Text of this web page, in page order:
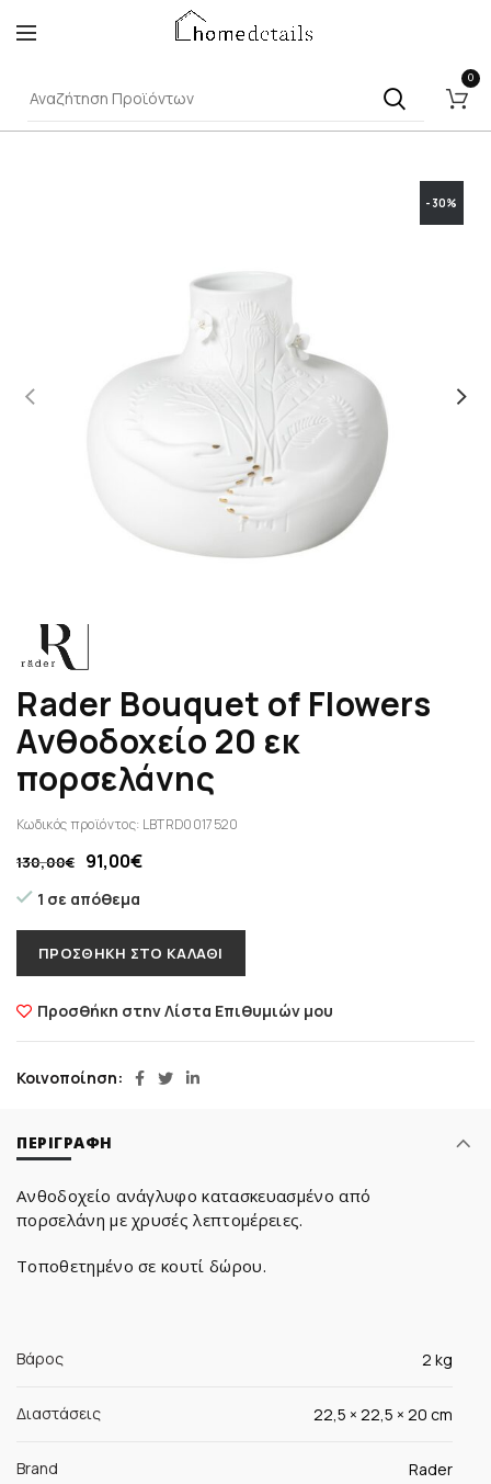
0
-30%
Rader Bouquet of Flowers
Ανθοδοχείο 20 εκ
πορσελάνης
Κωδικός προϊόντος: LBTRD0017520
130,00€ 91,00€
1 σε απόθεμα
ΠΡΟΣΘΉΚΗ ΣΤΟ ΚΑΛΆΘΙ
Προσθήκη στην Λίστα Επιθυμιών μου
Κοινοποίηση
ΠΕΡΙΓΡΑΦΉ
Ανθοδοχείο ανάγλυφο κατασκευασμένο από
πορσελάνη με χρυσές λεπτομέρειες.
Τοποθετημένο σε κουτί δώρου.
Βάρος 2 kg
Διαστάσεις 22,5 × 22,5 × 20 cm
Brand Rader